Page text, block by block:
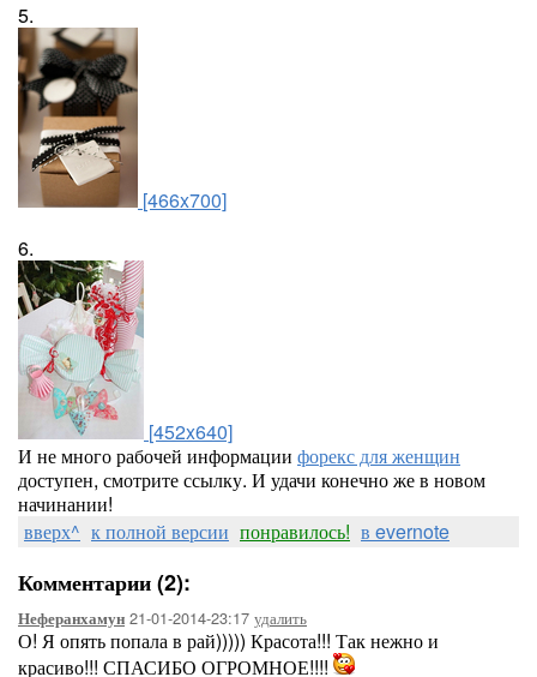
5.
[466x700]
6.
[452x640]
И не много рабочей информации форекс для женщин
доступен, смотрите ссылку. И удачи конечно же в новом
начинании!
вверх^ к полной версии понравилось! в evernote
Комментарии (2):
Неферанхамун 21-01-2014-23:17 удалить
О! Я опять попала в рай))))) Красота!!! Так нежно и
красиво!!! СПАСИБО ОГРОМНОЕ!!!!